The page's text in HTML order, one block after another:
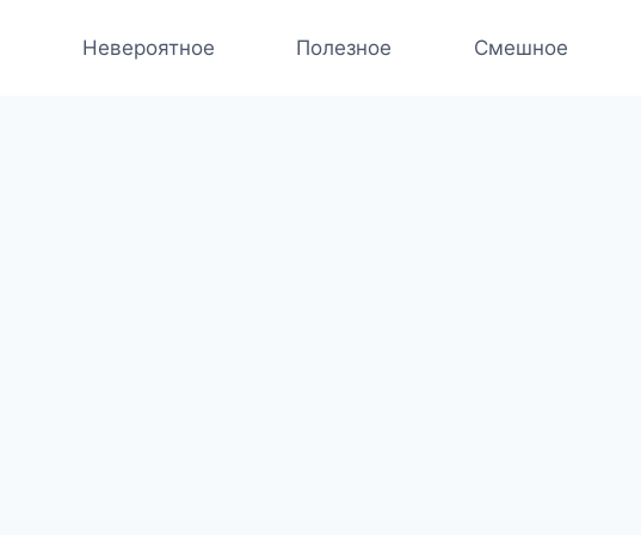
Невероятное Полезное Смешное